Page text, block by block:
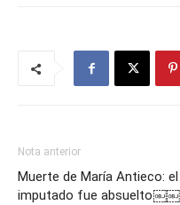
Nota anterior
Muerte de María Antieco: el
imputado fue absuelto￼￼